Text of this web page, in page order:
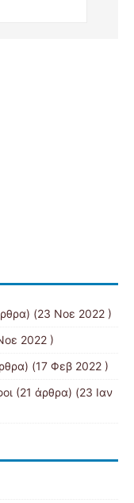
(23 Νοε 2022 )
2022 )
(17 Φεβ 2022 )
(21 άρθρα) (23 Ιαν